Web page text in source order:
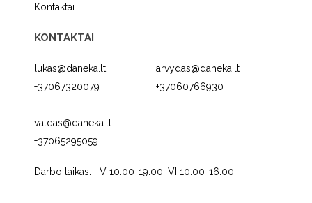
Kontaktai
KONTAKTAI
lukas@daneka.lt
+37067320079
arvydas@daneka.lt
+37060766930
valdas@daneka.lt
+37065295059
Darbo laikas: I-V 10:00-19:00, VI 10:00-16:00